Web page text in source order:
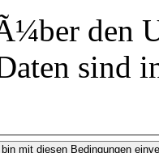
den
sind